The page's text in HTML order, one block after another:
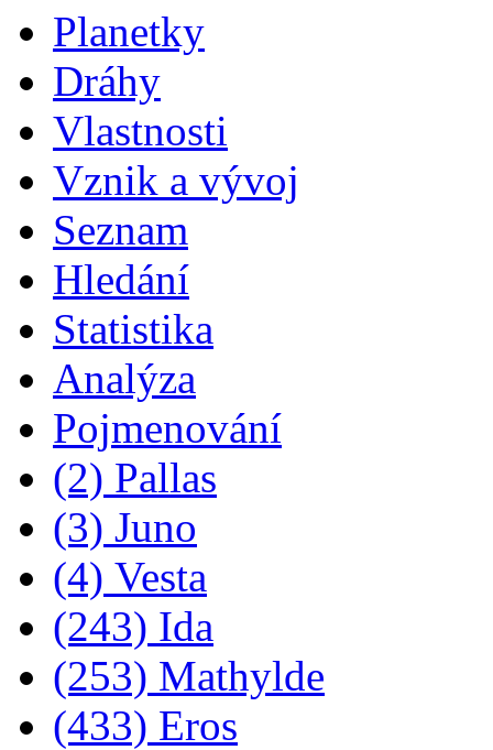
Planetky
Dráhy
Vlastnosti
Vznik a vývoj
Seznam
Hledání
Statistika
Analýza
Pojmenování
(2) Pallas
(3) Juno
(4) Vesta
(243) Ida
(253) Mathylde
(433) Eros